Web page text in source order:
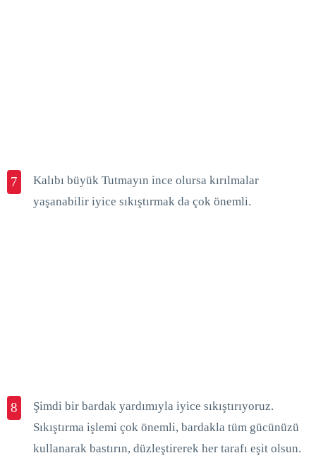
7
Kalıbı büyük Tutmayın ince olursa kırılmalar
yaşanabilir iyice sıkıştırmak da çok önemli.
8
Şimdi bir bardak yardımıyla iyice sıkıştırıyoruz.
Sıkıştırma işlemi çok önemli, bardakla tüm gücünüzü
kullanarak bastırın, düzleştirerek her tarafı eşit olsun.